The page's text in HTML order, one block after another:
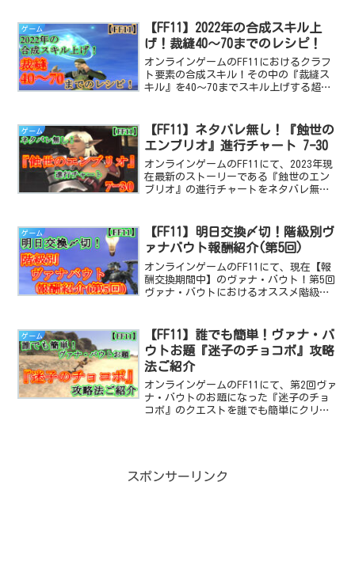
ゲーム
【FF11】2022年の合成スキル上
げ！裁縫40～70までのレシピ！
オンラインゲームのFF11におけるクラフ
ト要素の合成スキル！その中の『裁縫ス
キル』を40～70までスキル上げする超実
ゲーム
【FF11】ネタバレ無し！『蝕世の
エンブリオ』進行チャート 7ｰ30
オンラインゲームのFF11にて、2023年現
在最新のストーリーである『蝕世のエン
ブリオ』の進行チャートをネタバレ無し
ゲーム
【FF11】明日交換〆切！階級別ヴ
ァナバウト報酬紹介(第5回)
オンラインゲームのFF11にて、現在【報
酬交換期間中】のヴァナ・バウト！第5回
ヴァナ・バウトにおけるオススメ階級別
ゲーム
【FF11】誰でも簡単！ヴァナ・バ
ウトお題『迷子のチョコボ』攻略
法ご紹介
オンラインゲームのFF11にて、第2回ヴァ
ナ・バウトのお題になった『迷子のチョ
コボ』のクエストを誰でも簡単にクリア
スポンサーリンク